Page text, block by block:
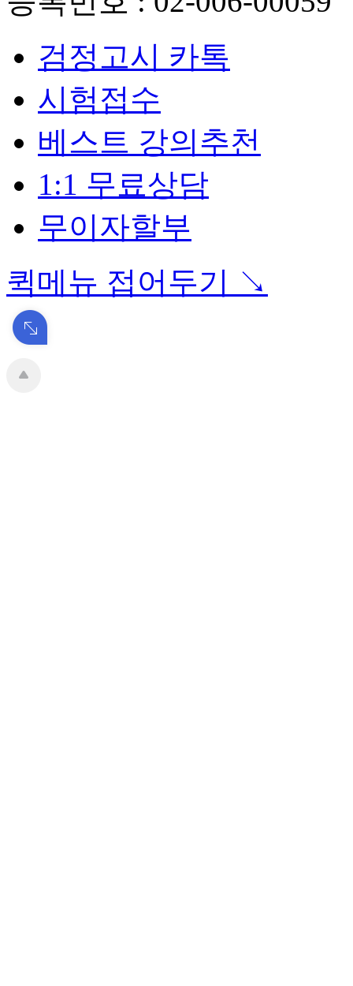
검정고시 카톡
시험접수
베스트 강의추천
1:1 무료상담
무이자할부
퀵메뉴 접어두기 ↘